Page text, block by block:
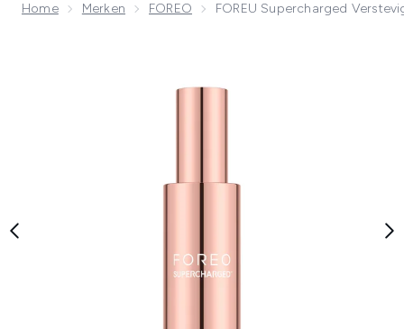
Home Merken FOREO FOREU Supercharged